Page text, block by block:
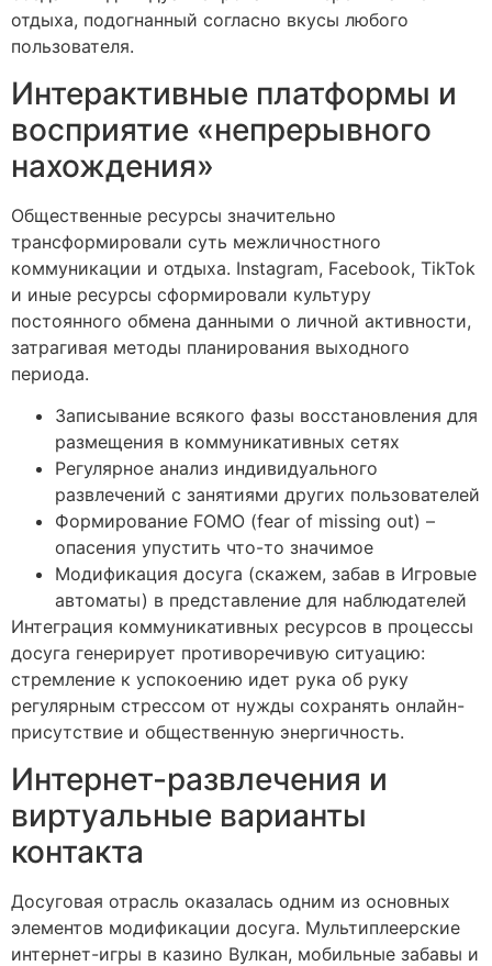
отдыха, подогнанный согласно вкусы любого
пользователя.
Интерактивные платформы и
восприятие «непрерывного
нахождения»
Общественные ресурсы значительно
трансформировали суть межличностного
коммуникации и отдыха. Instagram, Facebook, TikTok
и иные ресурсы сформировали культуру
постоянного обмена данными о личной активности,
затрагивая методы планирования выходного
периода.
Записывание всякого фазы восстановления для
размещения в коммуникативных сетях
Регулярное анализ индивидуального
развлечений с занятиями других пользователей
Формирование FOMO (fear of missing out) –
опасения упустить что-то значимое
Модификация досуга (скажем, забав в Игровые
автоматы) в представление для наблюдателей
Интеграция коммуникативных ресурсов в процессы
досуга генерирует противоречивую ситуацию:
стремление к успокоению идет рука об руку
регулярным стрессом от нужды сохранять онлайн-
присутствие и общественную энергичность.
Интернет-развлечения и
виртуальные варианты
контакта
Досуговая отрасль оказалась одним из основных
элементов модификации досуга. Мультиплеерские
интернет-игры в казино Вулкан, мобильные забавы и